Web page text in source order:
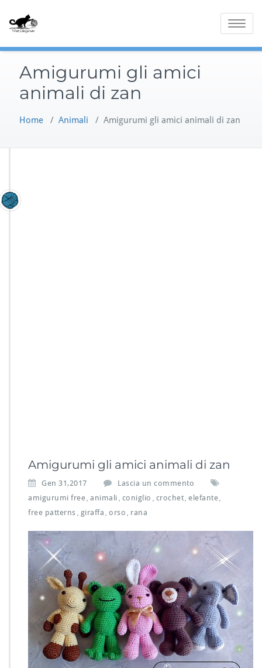
Toggle
Amigurumi gli amici
animali di zan
Home / Animali / Amigurumi gli amici animali di zan
Amigurumi gli amici animali di zan
Gen 31,2017
Lascia un commento
amigurumi free animali coniglio crochet elefante
free patterns giraffa orso rana